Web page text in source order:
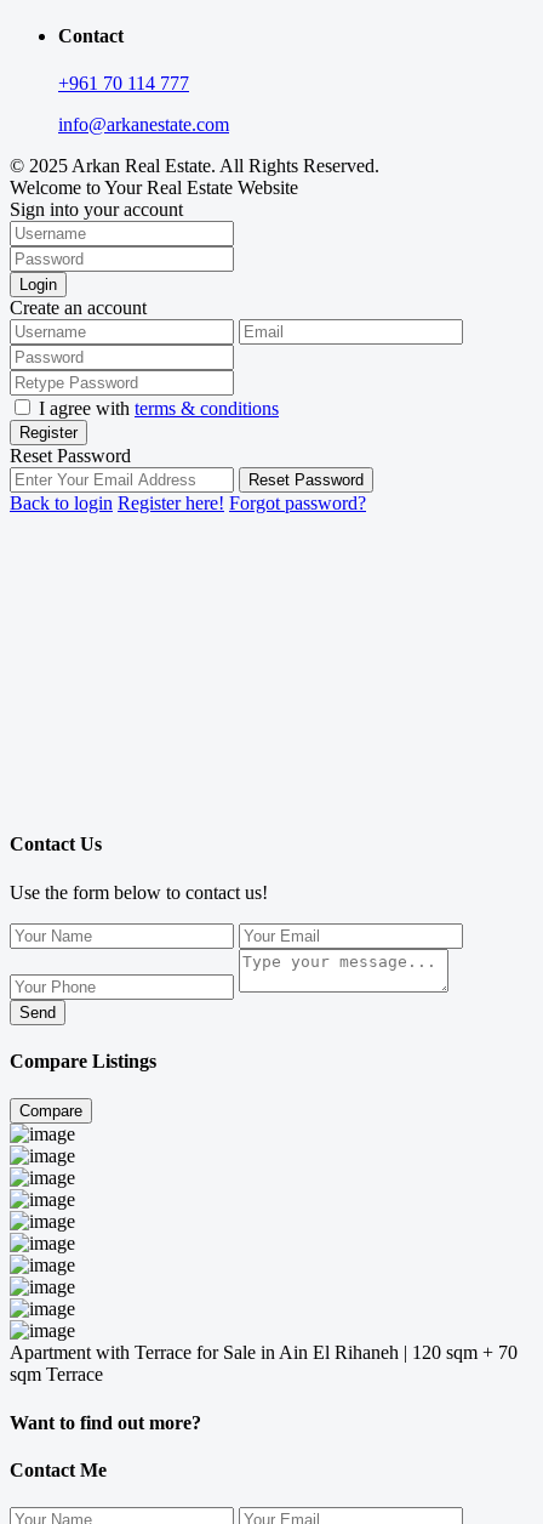
Contact
+961 70 114 777
info@arkanestate.com
© 2025 Arkan Real Estate. All Rights Reserved.
Welcome to Your Real Estate Website
Sign into your account
Login
Create an account
I agree with terms & conditions
Register
Reset Password
Reset Password
Back to login Register here! Forgot password?
Contact Us
Use the form below to contact us!
Send
Compare Listings
Compare
Apartment with Terrace for Sale in Ain El Rihaneh | 120 sqm + 70
sqm Terrace
Want to find out more?
Contact Me